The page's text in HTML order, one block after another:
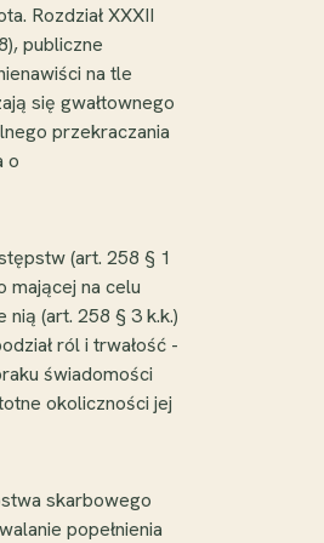
Rozdział XXXII
publiczne
na tle
się gwałtownego
przekraczania
o
(art. 258 § 1
mającej na celu
(art. 258 § 3 k.k.)
ról i trwałość -
świadomości
okoliczności jej
skarbowego
popełnienia